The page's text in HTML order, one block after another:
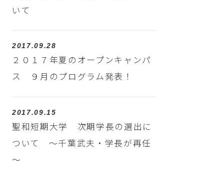
いて
2017.09.28
２０１７年夏のオープンキャンパ
ス ９月のプログラム発表！
2017.09.15
聖和短期大学 次期学長の選出に
ついて ～千葉武夫・学長が再任
～